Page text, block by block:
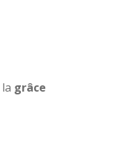
grâce